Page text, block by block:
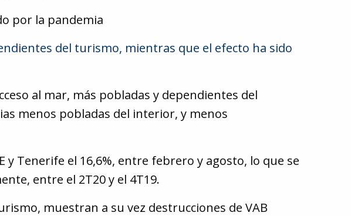
por la pandemia
del turismo, mientras que el efecto ha sido
al mar, más pobladas y dependientes del
menos pobladas del interior, y menos
y Tenerife el 16,6%, entre febrero y agosto, lo que se
entre el 2T20 y el 4T19.
muestran a su vez destrucciones de VAB